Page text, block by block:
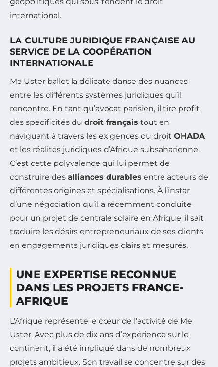
international.
LA CULTURE JURIDIQUE FRANÇAISE AU
SERVICE DE LA COOPÉRATION
INTERNATIONALE
Me Uster ballet la délicate danse des nuances
entre les différents systèmes juridiques qu’il
rencontre. En tant qu’avocat parisien, il tire profit
des spécificités du droit français tout en
naviguant à travers les exigences du droit OHADA
et les réalités juridiques d’Afrique subsaharienne.
C’est cette polyvalence qui lui permet de
construire des alliances durables entre acteurs de
différentes origines et spécialisations. À l’instar
d’une négociation qu’il a récemment conduite
pour un projet de centrale solaire en Afrique, il sait
traduire les désirs entrepreneuriaux de ses clients
en engagements juridiques clairs et mesurés.
UNE EXPERTISE RECONNUE
DANS LES PROJETS FRANCE-
AFRIQUE
L’Afrique représente le cœur de l’activité de Me
Uster. Avec plus de dix ans d’expérience sur le
continent, il a été impliqué dans de nombreux
projets ambitieux. Son travail se concentre sur des